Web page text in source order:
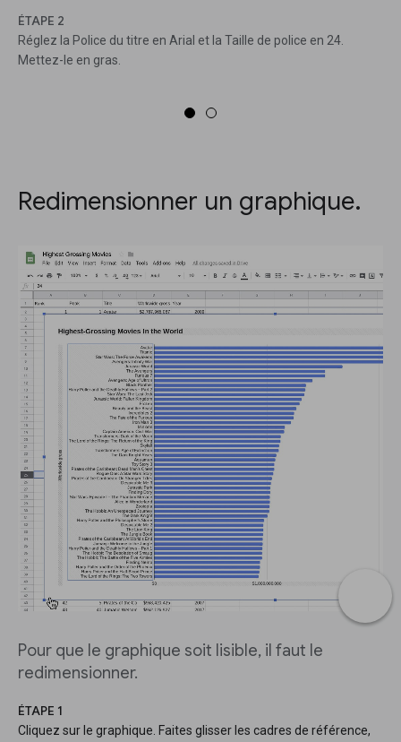
ÉTAPE 2
Réglez la Police du titre en Arial et la Taille de police en 24.
Mettez-le en gras.
Redimensionner un graphique.
Pour que le graphique soit lisible, il faut le
redimensionner.
ÉTAPE 1
Cliquez sur le graphique. Faites glisser les cadres de référence,